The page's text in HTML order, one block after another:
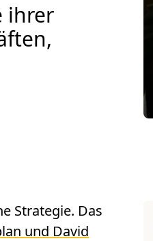
ihrer
Strategie. Das
und David